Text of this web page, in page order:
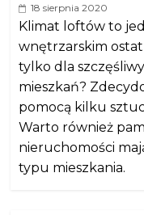
18 sierpnia 2020
Klimat loftów to
wnętrzarskim
tylko dla
mieszkań?
pomocą kilku
Warto również
nieruchomości
typu